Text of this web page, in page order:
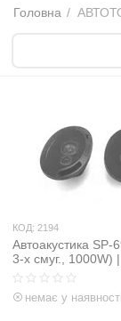
Головна /
КОД: 2194
Автоакустика SP-
3-х смуг., 1000W) |
автомобільна
колонки
немає у наявності